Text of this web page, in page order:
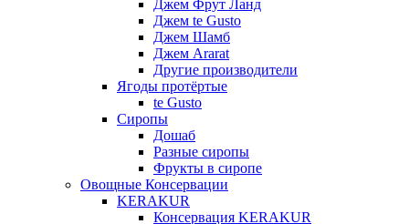
Джем Фрут Ланд
Джем te Gusto
Джем Шамб
Джем Ararat
Другие производители
Ягоды протёртые
te Gusto
Сиропы
Дошаб
Разные сиропы
Фрукты в сиропе
Овощные Консервации
KERAKUR
Консервация KERAKUR